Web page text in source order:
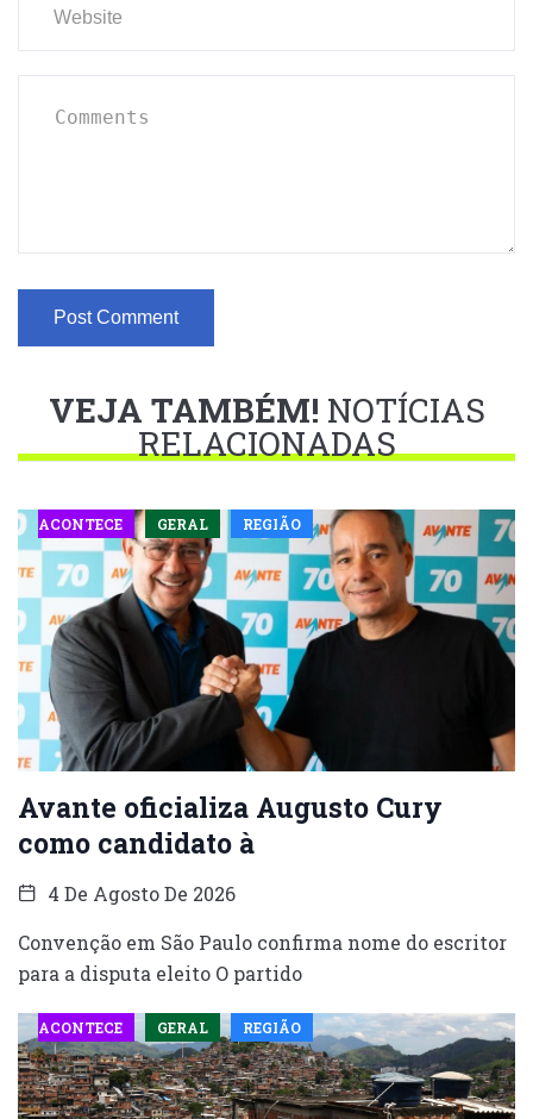
VEJA TAMBÉM! NOTÍCIAS
RELACIONADAS
ACONTECE GERAL REGIÃO
Avante oficializa Augusto Cury
como candidato à
4 De Agosto De 2026
Convenção em São Paulo confirma nome do escritor
para a disputa eleito O partido
ACONTECE GERAL REGIÃO